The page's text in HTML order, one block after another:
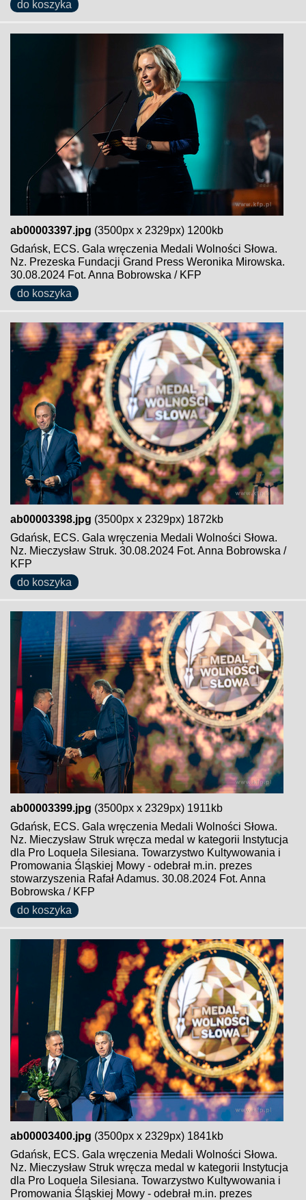
do koszyka
ab00003397.jpg (3500px x 2329px) 1200kb
Gdańsk, ECS. Gala wręczenia Medali Wolności Słowa.
Nz. Prezeska Fundacji Grand Press Weronika Mirowska.
30.08.2024 Fot. Anna Bobrowska / KFP
do koszyka
ab00003398.jpg (3500px x 2329px) 1872kb
Gdańsk, ECS. Gala wręczenia Medali Wolności Słowa.
Nz. Mieczysław Struk. 30.08.2024 Fot. Anna Bobrowska /
KFP
do koszyka
ab00003399.jpg (3500px x 2329px) 1911kb
Gdańsk, ECS. Gala wręczenia Medali Wolności Słowa.
Nz. Mieczysław Struk wręcza medal w kategorii Instytucja
dla Pro Loquela Silesiana. Towarzystwo Kultywowania i
Promowania Śląskiej Mowy - odebrał m.in. prezes
stowarzyszenia Rafał Adamus. 30.08.2024 Fot. Anna
Bobrowska / KFP
do koszyka
ab00003400.jpg (3500px x 2329px) 1841kb
Gdańsk, ECS. Gala wręczenia Medali Wolności Słowa.
Nz. Mieczysław Struk wręcza medal w kategorii Instytucja
dla Pro Loquela Silesiana. Towarzystwo Kultywowania i
Promowania Śląskiej Mowy - odebrał m.in. prezes